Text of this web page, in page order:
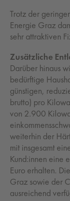
Trotz der
Energie Graz
sehr attraktiven
Zusätzliche
Darüber hinaus
bedürftige
günstigen,
brutto) pro
von 2.900
weiterhin der
mit insgesamt
Kund:innen eine
Euro erhalten.
Graz sowie der
ausreichend